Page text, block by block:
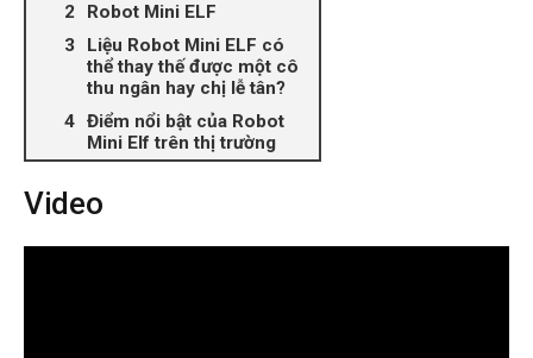
Robot Mini ELF
Liệu Robot Mini ELF có
thể thay thế được một cô
thu ngân hay chị lễ tân?
Điểm nổi bật của Robot
Mini Elf trên thị trường
Video